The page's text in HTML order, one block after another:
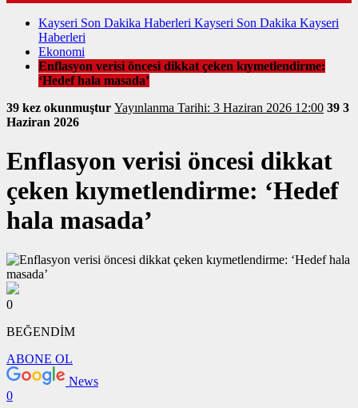
Kayseri Son Dakika Haberleri Kayseri Son Dakika Kayseri
Haberleri
Ekonomi
Enflasyon verisi öncesi dikkat çeken kıymetlendirme:
‘Hedef hala masada’
39 kez okunmuştur
Yayınlanma Tarihi: 3 Haziran 2026 12:00 39 3
Haziran 2026
Enflasyon verisi öncesi dikkat
çeken kıymetlendirme: ‘Hedef
hala masada’
0
BEĞENDİM
ABONE OL
News
0